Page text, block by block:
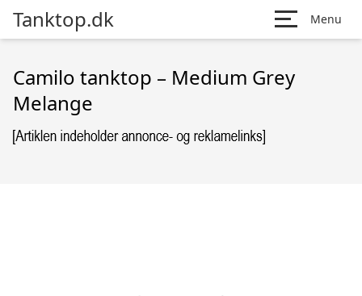
Tanktop.dk Menu
Camilo tanktop – Medium Grey
Melange